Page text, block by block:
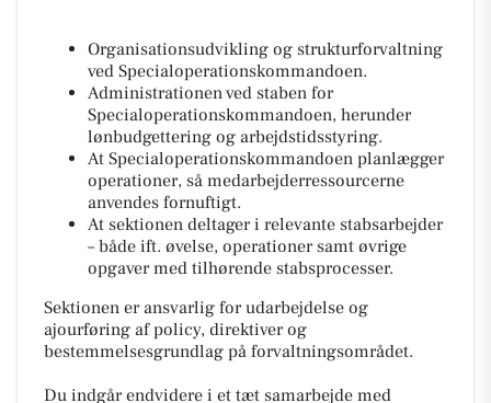
Organisationsudvikling og strukturforvaltning
ved Specialoperationskommandoen.
Administrationen ved staben for
Specialoperationskommandoen, herunder
lønbudgettering og arbejdstidsstyring.
At Specialoperationskommandoen planlægger
operationer, så medarbejderressourcerne
anvendes fornuftigt.
At sektionen deltager i relevante stabsarbejder
– både ift. øvelse, operationer samt øvrige
opgaver med tilhørende stabsprocesser.
Sektionen er ansvarlig for udarbejdelse og
ajourføring af policy, direktiver og
bestemmelsesgrundlag på forvaltningsområdet.
Du indgår endvidere i et tæt samarbejde med